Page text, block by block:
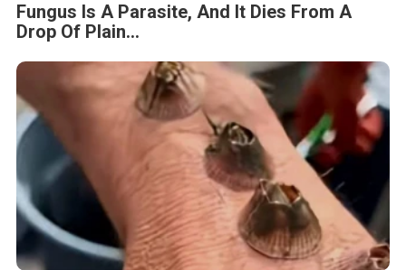
Fungus Is A Parasite, And It Dies From A
Drop Of Plain...